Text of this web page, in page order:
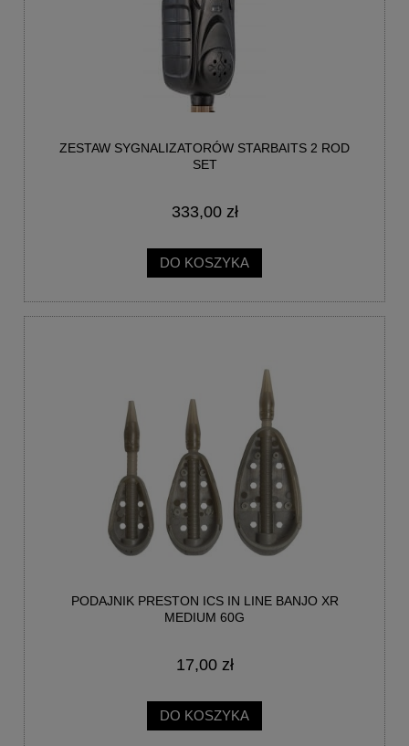
ZESTAW SYGNALIZATORÓW STARBAITS 2 ROD
SET
333,00 zł
DO KOSZYKA
PODAJNIK PRESTON ICS IN LINE BANJO XR
MEDIUM 60G
17,00 zł
DO KOSZYKA